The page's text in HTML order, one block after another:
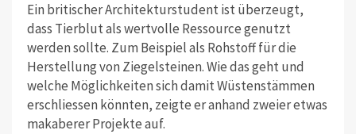
Ein britischer Architekturstudent ist überzeugt,
dass Tierblut als wertvolle Ressource genutzt
werden sollte. Zum Beispiel als Rohstoff für die
Herstellung von Ziegelsteinen. Wie das geht und
welche Möglichkeiten sich damit Wüstenstämmen
erschliessen könnten, zeigte er anhand zweier etwas
makaberer Projekte auf.